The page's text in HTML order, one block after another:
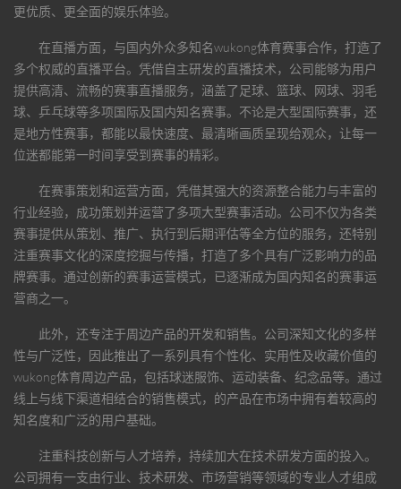
更优质、更全面的娱乐体验。
在直播方面，与国内外众多知名wukong体育赛事合作，打造了
多个权威的直播平台。凭借自主研发的直播技术，公司能够为用户
提供高清、流畅的赛事直播服务，涵盖了足球、篮球、网球、羽毛
球、乒乓球等多项国际及国内知名赛事。不论是大型国际赛事，还
是地方性赛事，都能以最快速度、最清晰画质呈现给观众，让每一
位迷都能第一时间享受到赛事的精彩。
在赛事策划和运营方面，凭借其强大的资源整合能力与丰富的
行业经验，成功策划并运营了多项大型赛事活动。公司不仅为各类
赛事提供从策划、推广、执行到后期评估等全方位的服务，还特别
注重赛事文化的深度挖掘与传播，打造了多个具有广泛影响力的品
牌赛事。通过创新的赛事运营模式，已逐渐成为国内知名的赛事运
营商之一。
此外，还专注于周边产品的开发和销售。公司深知文化的多样
性与广泛性，因此推出了一系列具有个性化、实用性及收藏价值的
wukong体育周边产品，包括球迷服饰、运动装备、纪念品等。通过
线上与线下渠道相结合的销售模式，的产品在市场中拥有着较高的
知名度和广泛的用户基础。
注重科技创新与人才培养，持续加大在技术研发方面的投入。
公司拥有一支由行业、技术研发、市场营销等领域的专业人才组成